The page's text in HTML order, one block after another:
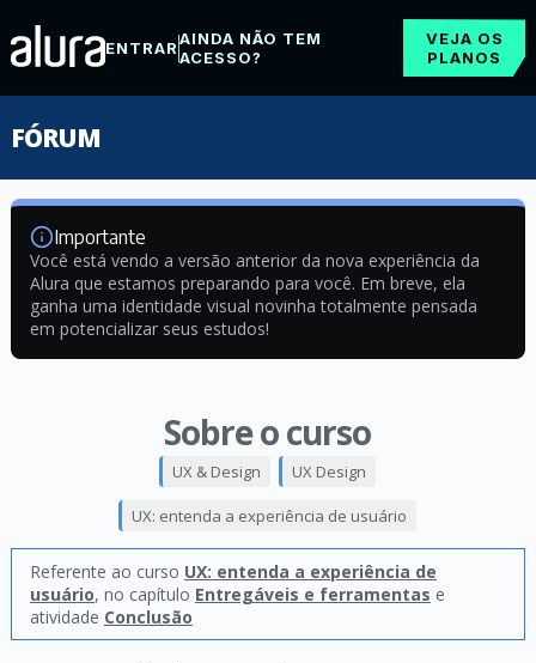
ENTRARAINDA NÃO TEM
ACESSO?
VEJA OS
PLANOS
FÓRUM
Importante
Você está vendo a versão anterior da nova experiência da
Alura que estamos preparando para você. Em breve, ela
ganha uma identidade visual novinha totalmente pensada
em potencializar seus estudos!
Sobre o curso
UX & Design UX Design
UX: entenda a experiência de usuário
Referente ao curso UX: entenda a experiência de
usuário, no capítulo Entregáveis e ferramentas e
atividade Conclusão